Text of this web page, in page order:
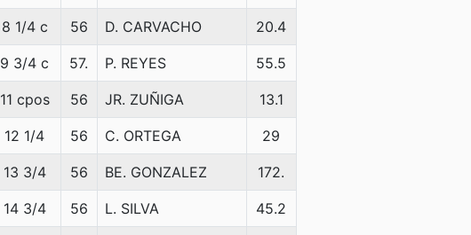
8 1/4 c 56 D. CARVACHO 20.4
9 3/4 c 57. P. REYES 55.5
11 cpos 56 JR. ZUÑIGA 13.1
12 1/4 56 C. ORTEGA 29
13 3/4 56 BE. GONZALEZ 172.
14 3/4 56 L. SILVA 45.2